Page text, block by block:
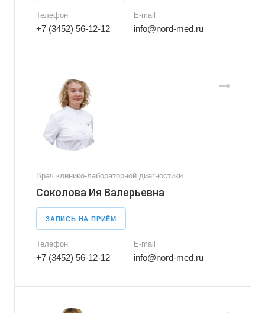
Телефон
+7 (3452) 56-12-12
E-mail
info@nord-med.ru
Врач клинико-лабораторной диагностики
Соколова Ия Валерьевна
ЗАПИСЬ НА ПРИЁМ
Телефон
+7 (3452) 56-12-12
E-mail
info@nord-med.ru